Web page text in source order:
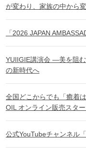
が変わり、家族の中から
「2026 JAPAN
YUIIGIE講演会 ―美を阻
の新時代へ
全国どこからでも「癒着
OIL オンライン販売スター
公式YouTubeチャンネル